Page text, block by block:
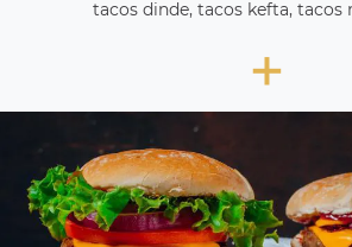
tacos dinde, tacos kefta, tacos
+